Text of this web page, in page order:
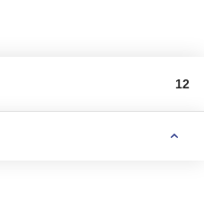
12